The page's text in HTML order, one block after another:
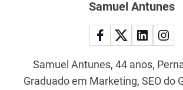
Samuel Antunes
Samuel Antunes, 44 anos,
Graduado em Marketing, SEO do